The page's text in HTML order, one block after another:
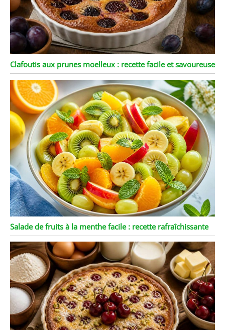
Clafoutis aux prunes moelleux : recette facile et savoureuse
Salade de fruits à la menthe facile : recette rafraîchissante